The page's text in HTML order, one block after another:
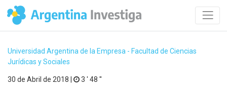
Universidad Argentina de la Empresa - Facultad de Ciencias
Jurídicas y Sociales
30 de Abril de 2018 | 3 ′ 48 ′′